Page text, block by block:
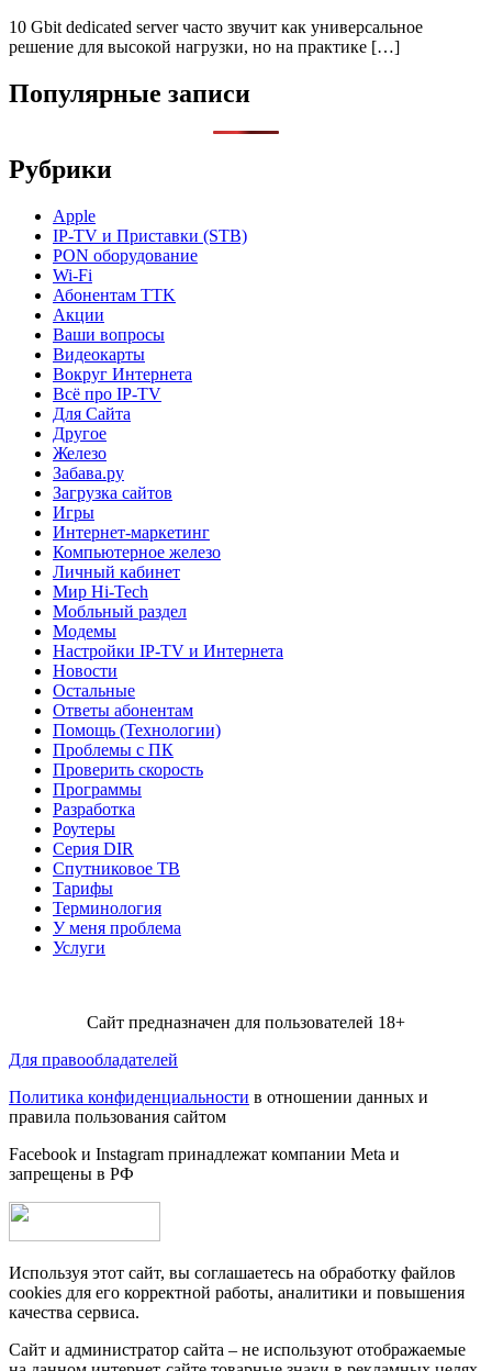
10 Gbit dedicated server часто звучит как универсальное
решение для высокой нагрузки, но на практике […]
Популярные записи
Рубрики
Apple
IP-TV и Приставки (STB)
PON оборудование
Wi-Fi
Абонентам TTK
Акции
Ваши вопросы
Видеокарты
Вокруг Интернета
Всё про IP-TV
Для Сайта
Другое
Железо
Забава.ру
Загрузка сайтов
Игры
Интернет-маркетинг
Компьютерное железо
Личный кабинет
Мир Hi-Tech
Мобльный раздел
Модемы
Настройки IP-TV и Интернета
Новости
Остальные
Ответы абонентам
Помощь (Технологии)
Проблемы с ПК
Проверить скорость
Программы
Разработка
Роутеры
Серия DIR
Спутниковое ТВ
Тарифы
Терминология
У меня проблема
Услуги
Сайт предназначен для пользователей 18+
Для правообладателей
Политика конфиденциальности в отношении данных и
правила пользования сайтом
Facebook и Instagram принадлежат компании Metа и
запрещены в РФ
Используя этот сайт, вы соглашаетесь на обработку файлов
cookies для его корректной работы, аналитики и повышения
качества сервиса.
Сайт и администратор сайта – не используют отображаемые